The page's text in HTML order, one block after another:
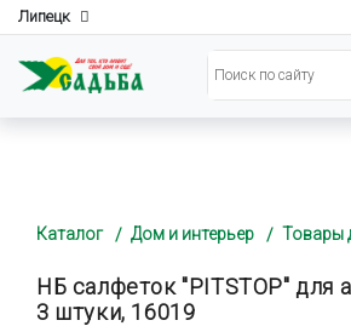
Липецк
Каталог Дом и интерьер Товары
НБ салфеток "PITSTOP" для
3 штуки, 16019